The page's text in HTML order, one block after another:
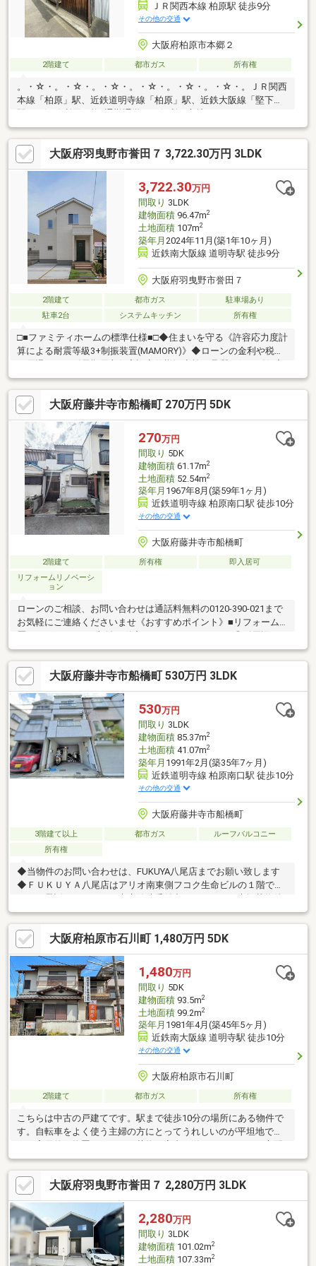
ＪＲ関西本線 柏原駅 徒歩9分
その他の交通
大阪府柏原市本郷２
2階建て 都市ガス 所有権
。・☆・。・☆・。・☆・。・☆・。・☆・。・☆・。ＪＲ関西
本線「柏原」駅、近鉄道明寺線「柏原」駅、近鉄大阪線「堅下」
大通りから少し入った静かな路地なので前面の道路には車通りが
なくゆったりと過ごせます。間取りは７LDKとなっておりお庭付
き♪建て替え用地としてもご利用いただけます！古民家を利用した
お店などにも♪リフォームに関してのお問い合わせもお待ちしてお
ります！・柏原市立柏原小学校まで徒歩５分・柏原市立柏原中学
校まで徒歩５分※建物の完成年月不明。・☆・。・☆・。・
☆・。・☆・。・☆・。・☆・。
大阪府羽曳野市誉田７ 3,722.30万円 3LDK
3,722.30万円
間取り 3LDK
建物面積96.47m2
土地面積107m2
築年月 2024年11月(築1年10ヶ月)
近鉄南大阪線 道明寺駅 徒歩9分
大阪府羽曳野市誉田７
2階建て 都市ガス
駐車場あり
駐車2台
システムキッチン 所有権
□■ファミティホームの標準仕様■□◆住まいを守る《許容応力度計
算による耐震等級3+制振装置(MAMORY)》◆ローンの金利や税制
の優遇もある《長期優良住宅認定仕様》◆施工品質を保つ《住宅
性能評価書取得》◆冬は暖かく、夏は涼しい《断熱等性能等級
6+オール樹脂サッシ》◆《ガス衣類乾燥機「乾太くん」》を標準
採用□■…《シティコート誉田の魅力》…■□◇リビング上部に約
3.75帖の吹き抜けを設け、明るく開放感のある空間を演出◇階段
下を利用した寛げる「ヌック空間」を採用◇全居室収納付き！
WICやマルチクロークなど豊富な収納が魅力◎◇駐車2台可能です
(車種による)
大阪府藤井寺市船橋町 270万円 5DK
270万円
間取り 5DK
建物面積61.17m2
土地面積52.54m2
築年月 1967年8月(築59年1ヶ月)
近鉄道明寺線 柏原南口駅 徒歩10分
その他の交通
大阪府藤井寺市船橋町
2階建て 所有権
即入居可
リフォームリノベーシ
ョン
ローンのご相談、お問い合わせは通話料無料の0120-390-021まで
お気軽にご連絡くださいませ《おすすめポイント》■リフォーム
ついて》●道明寺東小学校 徒歩約7分(約500ｍ)●道明寺中学校
徒歩約12分(約900ｍ)【お客様へ】当社では諸事情によりインター
ネットに掲載されていない物件も多数取り扱っておりますお気軽
にお問い合わせくださいませ
大阪府藤井寺市船橋町 530万円 3LDK
530万円
間取り 3LDK
建物面積85.37m2
土地面積41.07m2
築年月 1991年2月(築35年7ヶ月)
近鉄道明寺線 柏原南口駅 徒歩10分
その他の交通
大阪府藤井寺市船橋町
3階建て以上 都市ガス
ルーフバルコニー
所有権
◆当物件のお問い合わせは、FUKUYA八尾店までお願い致します
◆ＦＵＫＵＹＡ八尾店はアリオ南東側フコク生命ビルの１階で
す。お電話、メール、ご来店随時受付中です。ネット未掲載物件
やこれから売り出し予定の情報も豊富にございますのでまずはご
希望条件をお聞かせください。お気軽にご来店お待ちしておりま
す。住宅ローン相談リフォーム相談可能です。他にもネット掲載
ができない非公開物件もございますので八尾市でお探しの方はま
ずはお問合せ下さい。
大阪府柏原市石川町 1,480万円 5DK
1,480万円
間取り 5DK
建物面積93.5m2
土地面積99.2m2
築年月 1981年4月(築45年5ヶ月)
近鉄南大阪線 道明寺駅 徒歩10分
その他の交通
大阪府柏原市石川町
2階建て 都市ガス 所有権
こちらは中古の戸建てです。駅まで徒歩10分の場所にある物件で
す。自転車をよく使う主婦の方にとってうれしいのが平坦地で
も要りません。収納や片づけに欠かせない押入れもついていま
す。ゆったりとした間取りの5DKです。浴室に窓があるので、ス
ッキリした空気に入れ替えることができます。
大阪府羽曳野市誉田７ 2,280万円 3LDK
2,280万円
間取り 3LDK
建物面積101.02m2
土地面積107.33m2